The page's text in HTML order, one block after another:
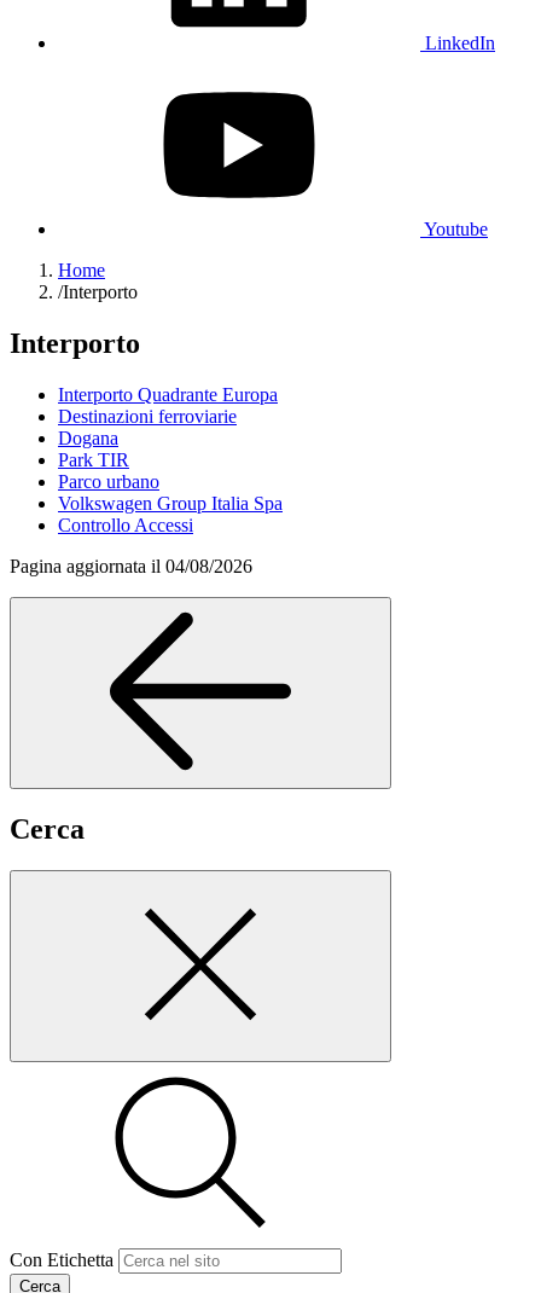
LinkedIn
Youtube
Home
/Interporto
Interporto
Interporto Quadrante Europa
Destinazioni ferroviarie
Dogana
Park TIR
Parco urbano
Volkswagen Group Italia Spa
Controllo Accessi
Pagina aggiornata il 04/08/2026
Cerca
Con Etichetta
Cerca